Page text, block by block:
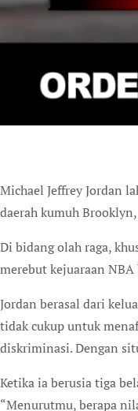
Michael Jeffrey Jordan
daerah kumuh
Di bidang olah raga,
merebut kejuaraan
Jordan berasal dari
tidak cukup untuk
diskriminasi. Dengan
Ketika ia berusia tiga
“Menurutmu, berapa